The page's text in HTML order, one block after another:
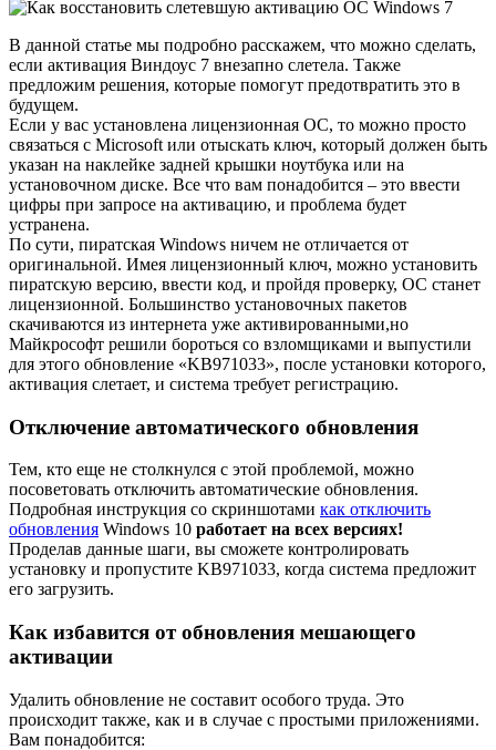
В данной статье мы подробно расскажем, что можно сделать,
если активация Виндоус 7 внезапно слетела. Также
предложим решения, которые помогут предотвратить это в
будущем.
Если у вас установлена лицензионная ОС, то можно просто
связаться с Microsoft или отыскать ключ, который должен быть
указан на наклейке задней крышки ноутбука или на
установочном диске. Все что вам понадобится – это ввести
цифры при запросе на активацию, и проблема будет
устранена.
По сути, пиратская Windows ничем не отличается от
оригинальной. Имея лицензионный ключ, можно установить
пиратскую версию, ввести код, и пройдя проверку, ОС станет
лицензионной. Большинство установочных пакетов
скачиваются из интернета уже активированными,но
Майкрософт решили бороться со взломщиками и выпустили
для этого обновление «KB971033», после установки которого,
активация слетает, и система требует регистрацию.
Отключение автоматического обновления
Тем, кто еще не столкнулся с этой проблемой, можно
посоветовать отключить автоматические обновления.
Подробная инструкция со скриншотами как отключить
обновления Windows 10 работает на всех версиях!
Проделав данные шаги, вы сможете контролировать
установку и пропустите KB971033, когда система предложит
его загрузить.
Как избавится от обновления мешающего
активации
Удалить обновление не составит особого труда. Это
происходит также, как и в случае с простыми приложениями.
Вам понадобится: